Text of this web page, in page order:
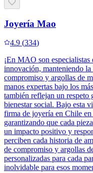
Joyería Mao
4.9 (334)
¡En MAO son
innovación, manteniendo
compromiso y argollas de
manos expertas bajo los
también reflejan un respeto
bienestar social. Bajo esta
firma de joyería en Chile
garantizando que cada
un impacto positivo y
perciben cada historia de
de compromiso y argollas
personalizadas para cada
inolvidable para esos